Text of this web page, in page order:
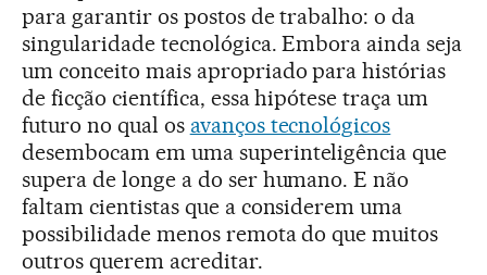
para garantir os postos de trabalho: o da
singularidade tecnológica. Embora ainda seja
um conceito mais apropriado para histórias
de ficção científica, essa hipótese traça um
futuro no qual os avanços tecnológicos
desembocam em uma superinteligência que
supera de longe a do ser humano. E não
faltam cientistas que a considerem uma
possibilidade menos remota do que muitos
outros querem acreditar.